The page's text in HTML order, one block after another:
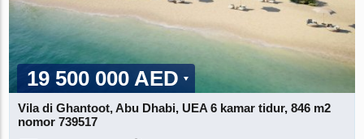
19 500 000 AED
Vila di Ghantoot, Abu Dhabi, UEA 6 kamar tidur, 846 m2
nomor 739517